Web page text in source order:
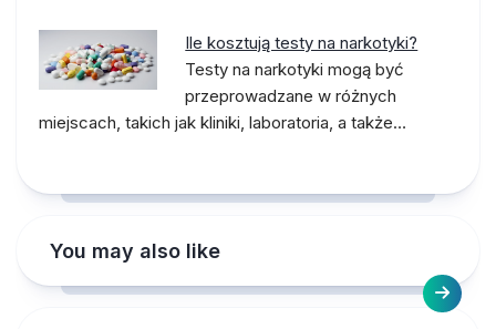
Ile kosztują testy na narkotyki?
Testy na narkotyki mogą być
przeprowadzane w różnych
miejscach, takich jak kliniki, laboratoria, a także…
You may also like